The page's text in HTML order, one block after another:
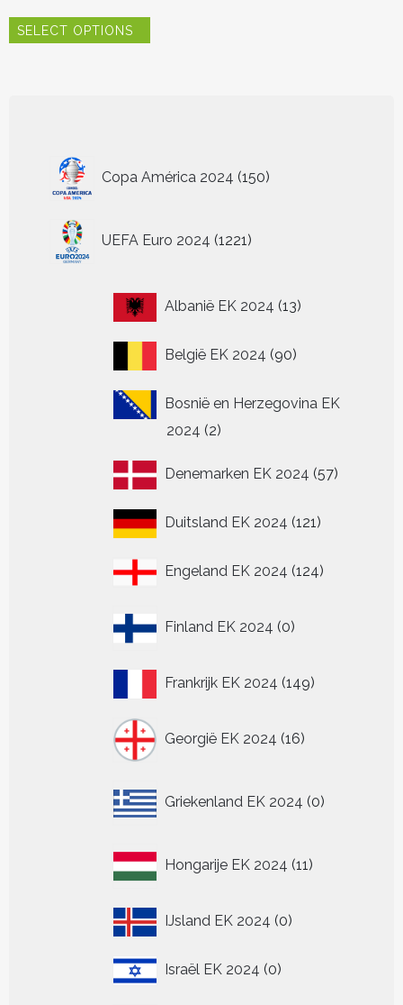
SELECT OPTIONS
worden
productpagina
Copa América 2024 150
producten
UEFA Euro 2024 1221
producten
Albanië EK 2024 1313
België EK 2024 9090
Bosnië en Herzegovina EK
2024 22
Denemarken EK 2024 5757
Duitsland EK 2024 121121
Engeland EK 2024 124124
Finland EK 2024 0
producten
Frankrijk EK 2024 149149
Georgië EK 2024 16
producten
Griekenland EK 2024 0
producten
Hongarije EK 2024 11
producten
IJsland EK 2024 00
Israël EK 2024 00